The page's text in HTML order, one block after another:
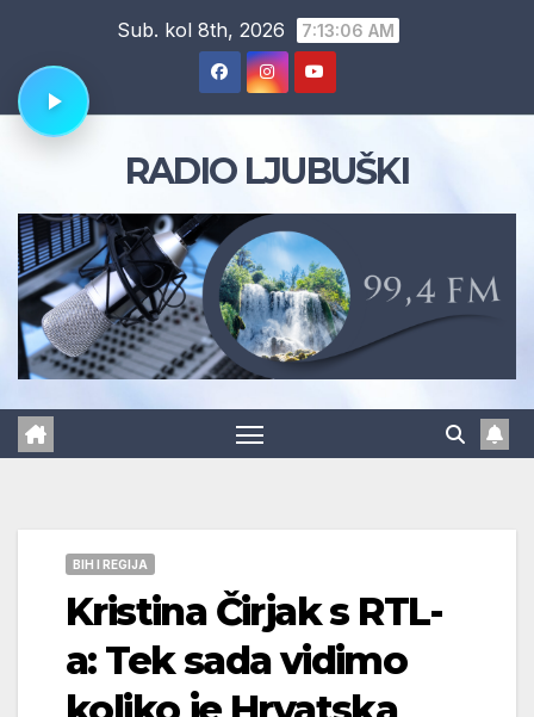
content
Sub. kol 8th, 2026 7:13:07 AM
RADIO LJUBUŠKI
BIH I REGIJA
Kristina Čirjak s RTL-
a: Tek sada vidimo